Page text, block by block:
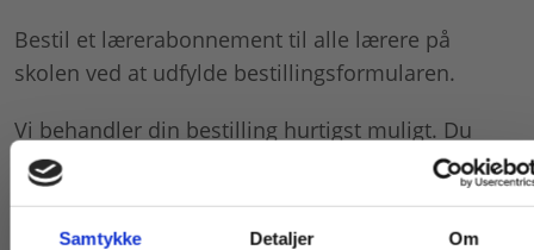
Samtykke Detaljer Om
Bestil et lærerabonnement til alle lærere på
skolen ved at udfylde bestillingsformularen.
Vi behandler din bestilling hurtigst muligt. Du
modtager en mail med en aktiveringskode til
produktet, når din ordre er blevet behandlet.
Aktiveringskoden bruges af alle lærere på skolen.